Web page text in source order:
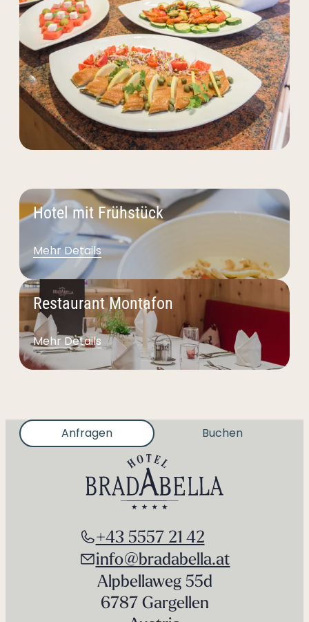
Hotel mit Frühstück
Mehr Details
Restaurant Montafon
Mehr Details
Anfragen Buchen
+43 5557 21 42
info@bradabella.at
Alpbellaweg 55d
6787 Gargellen